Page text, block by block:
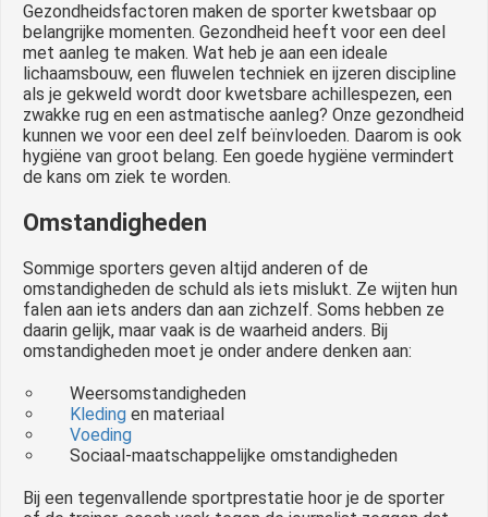
Gezondheidsfactoren maken de sporter kwetsbaar op
belangrijke momenten. Gezondheid heeft voor een deel
met aanleg te maken. Wat heb je aan een ideale
lichaamsbouw, een fluwelen techniek en ijzeren discipline
als je gekweld wordt door kwetsbare achillespezen, een
zwakke rug en een astmatische aanleg? Onze gezondheid
kunnen we voor een deel zelf beïnvloeden. Daarom is ook
hygiëne van groot belang. Een goede hygiëne vermindert
de kans om ziek te worden.
Omstandigheden
Sommige sporters geven altijd anderen of de
omstandigheden de schuld als iets mislukt. Ze wijten hun
falen aan iets anders dan aan zichzelf. Soms hebben ze
daarin gelijk, maar vaak is de waarheid anders. Bij
omstandigheden moet je onder andere denken aan:
Weersomstandigheden
Kleding en materiaal
Voeding
Sociaal-maatschappelijke omstandigheden
Bij een tegenvallende sportprestatie hoor je de sporter